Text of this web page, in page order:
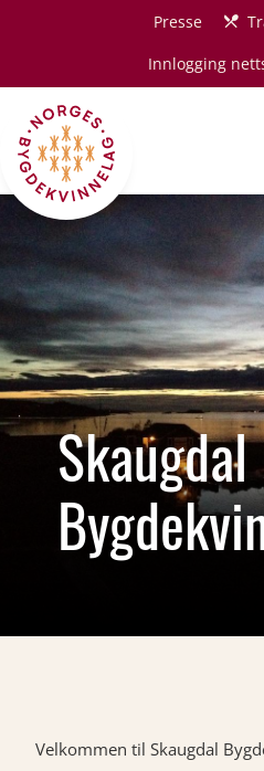
Hopp til hovedinnholdPresse
Innlogging
Skaugdal
Velkommen til Skaugdal